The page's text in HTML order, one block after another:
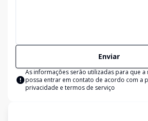
Enviar
As informações serão utilizadas para que a
possa entrar em contato de acordo com a
privacidade e termos de serviço